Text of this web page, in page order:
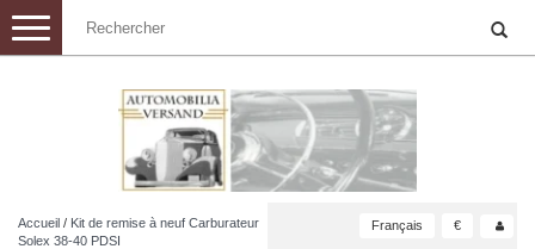
Toggle
navigation
Accueil / Kit de remise à neuf Carburateur
Solex 38-40 PDSI
Français €